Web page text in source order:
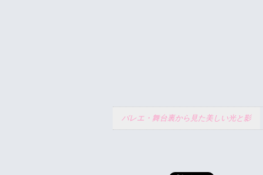
バレエ・舞台裏から見た美しい光と影